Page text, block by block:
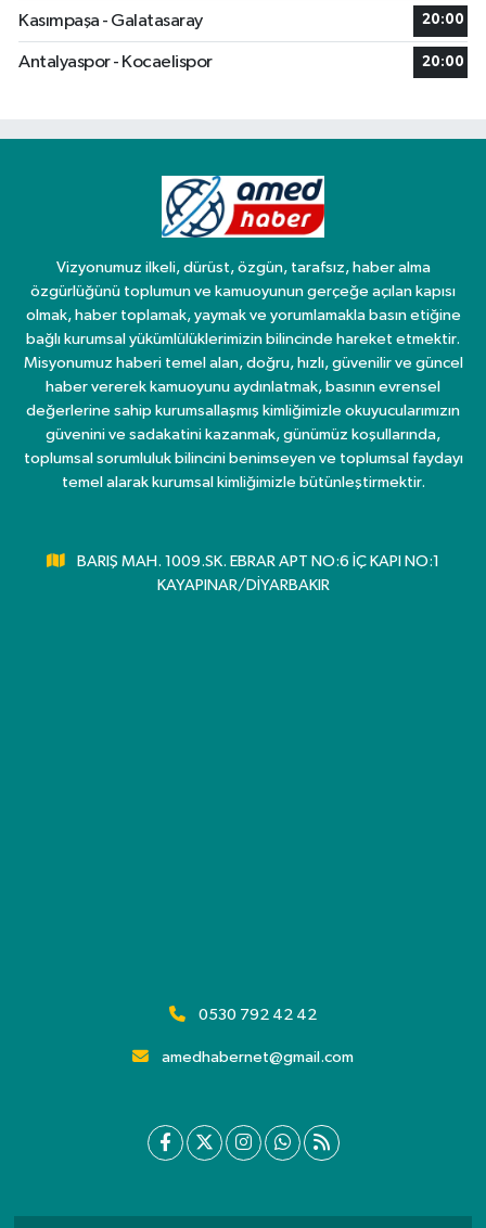
Kasımpaşa - Galatasaray 20:00
Antalyaspor - Kocaelispor 20:00
Vizyonumuz ilkeli, dürüst, özgün, tarafsız, haber alma
özgürlüğünü toplumun ve kamuoyunun gerçeğe açılan kapısı
olmak, haber toplamak, yaymak ve yorumlamakla basın etiğine
bağlı kurumsal yükümlülüklerimizin bilincinde hareket etmektir.
Misyonumuz haberi temel alan, doğru, hızlı, güvenilir ve güncel
haber vererek kamuoyunu aydınlatmak, basının evrensel
değerlerine sahip kurumsallaşmış kimliğimizle okuyucularımızın
güvenini ve sadakatini kazanmak, günümüz koşullarında,
toplumsal sorumluluk bilincini benimseyen ve toplumsal faydayı
temel alarak kurumsal kimliğimizle bütünleştirmektir.
BARIŞ MAH. 1009.SK. EBRAR APT NO:6 İÇ KAPI NO:1
KAYAPINAR/DİYARBAKIR
0530 792 42 42
amedhabernet@gmail.com